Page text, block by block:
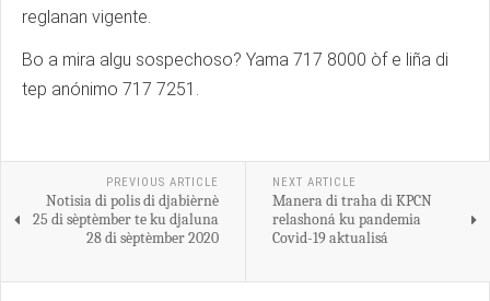
reglanan vigente.
Bo a mira algu sospechoso? Yama 717 8000 òf e liña di
tep anónimo 717 7251.
PREVIOUS ARTICLE
Notisia di polis di djabièrnè
25 di sèptèmber te ku djaluna
28 di sèptèmber 2020
NEXT ARTICLE
Manera di traha di KPCN
relashoná ku pandemia
Covid-19 aktualisá